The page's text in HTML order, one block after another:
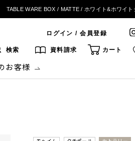
TABLE WARE BOX / MATTE / ホワイト&ホワイ
ログイン / 会員登録
検索 資料請求 カート
お客様